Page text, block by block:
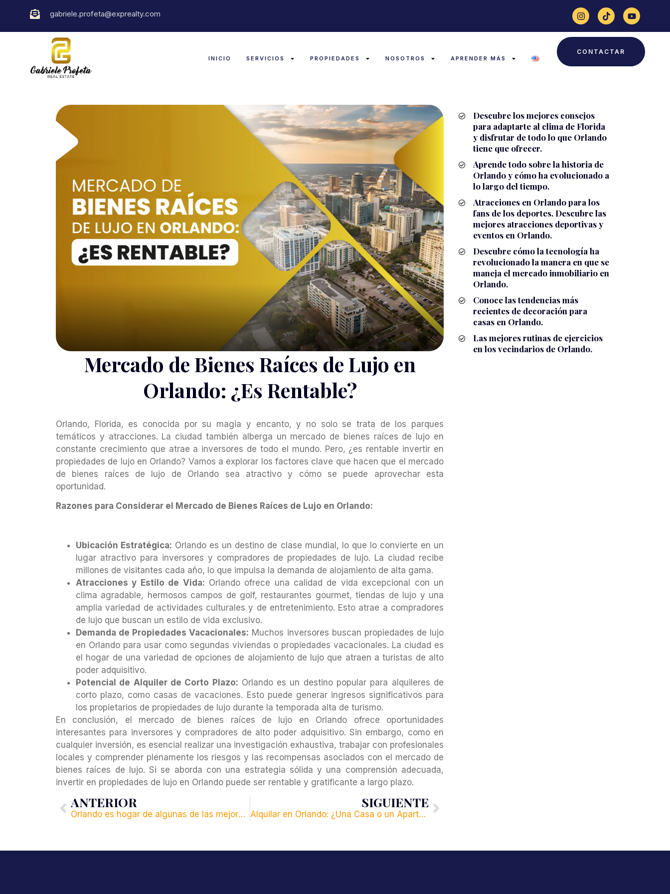
gabriele.profeta@exprealty.com
INICIO SERVICIOS PROPIEDADES NOSOTROS APRENDER MÁS
CONTACTAR
Mercado de Bienes Raíces de Lujo en
Orlando: ¿Es Rentable?
Orlando, Florida, es conocida por su magia y encanto, y no solo se trata de los parques
temáticos y atracciones. La ciudad también alberga un mercado de bienes raíces de lujo en
constante crecimiento que atrae a inversores de todo el mundo. Pero, ¿es rentable invertir en
propiedades de lujo en Orlando? Vamos a explorar los factores clave que hacen que el mercado
de bienes raíces de lujo de Orlando sea atractivo y cómo se puede aprovechar esta
oportunidad.
Razones para Considerar el Mercado de Bienes Raíces de Lujo en Orlando:
Ubicación Estratégica: Orlando es un destino de clase mundial, lo que lo convierte en un
lugar atractivo para inversores y compradores de propiedades de lujo. La ciudad recibe
millones de visitantes cada año, lo que impulsa la demanda de alojamiento de alta gama.
Atracciones y Estilo de Vida: Orlando ofrece una calidad de vida excepcional con un
clima agradable, hermosos campos de golf, restaurantes gourmet, tiendas de lujo y una
amplia variedad de actividades culturales y de entretenimiento. Esto atrae a compradores
de lujo que buscan un estilo de vida exclusivo.
Demanda de Propiedades Vacacionales: Muchos inversores buscan propiedades de lujo
en Orlando para usar como segundas viviendas o propiedades vacacionales. La ciudad es
el hogar de una variedad de opciones de alojamiento de lujo que atraen a turistas de alto
poder adquisitivo.
Potencial de Alquiler de Corto Plazo: Orlando es un destino popular para alquileres de
corto plazo, como casas de vacaciones. Esto puede generar ingresos significativos para
los propietarios de propiedades de lujo durante la temporada alta de turismo.
En conclusión, el mercado de bienes raíces de lujo en Orlando ofrece oportunidades
interesantes para inversores y compradores de alto poder adquisitivo. Sin embargo, como en
cualquier inversión, es esencial realizar una investigación exhaustiva, trabajar con profesionales
locales y comprender plenamente los riesgos y las recompensas asociados con el mercado de
bienes raíces de lujo. Si se aborda con una estrategia sólida y una comprensión adecuada,
invertir en propiedades de lujo en Orlando puede ser rentable y gratificante a largo plazo.
ANTERIOR
Orlando es hogar de algunas de las mejores escuelas públicas y privadas de Florida:
SIGUIENTE
Alquilar en Orlando: ¿Una Casa o un Apartamento?
Descubre los mejores consejos
para adaptarte al clima de Florida
y disfrutar de todo lo que Orlando
tiene que ofrecer.
Aprende todo sobre la historia de
Orlando y cómo ha evolucionado a
lo largo del tiempo.
Atracciones en Orlando para los
fans de los deportes. Descubre las
mejores atracciones deportivas y
eventos en Orlando.
Descubre cómo la tecnología ha
revolucionado la manera en que se
maneja el mercado inmobiliario en
Orlando.
Conoce las tendencias más
recientes de decoración para
casas en Orlando.
Las mejores rutinas de ejercicios
en los vecindarios de Orlando.